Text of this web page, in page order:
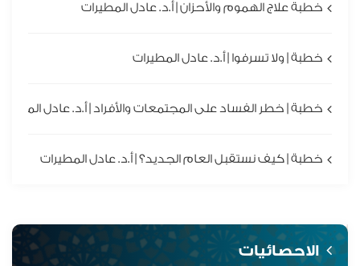
خطبة علاج الهموم والأحزان | أ.د. عادل المطيرات
خطبة | ولا تسرفوا | أ.د. عادل المطيرات
خطبة | خطر الفساد على المجتمعات والأفراد | أ.د. عادل
خطبة | كيف نستقبل العام الجديد؟ | أ.د. عادل المطيرات
الاحصائيات